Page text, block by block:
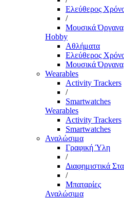
Ελεύθερος
/
Μουσικά Όργανα
Hobby
Αθλήματα
Ελεύθερος
Μουσικά Όργανα
Wearables
Activity Trackers
/
Smartwatches
Wearables
Activity Trackers
Smartwatches
Αναλώσιμα
Γραφική Ύλη
/
Διαφημιστικά
/
Μπαταρίες
Αναλώσιμα